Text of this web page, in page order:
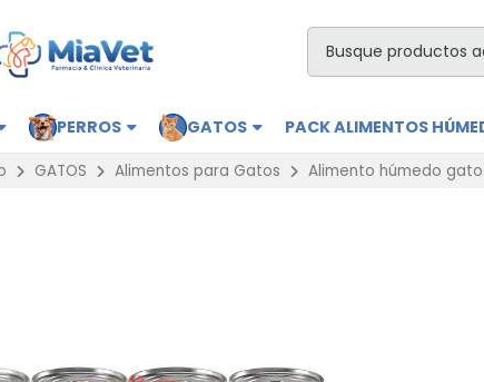
PERROS GATOS PACK ALIMENTOS
GATOS Alimentos para Gatos Alimento húmedo